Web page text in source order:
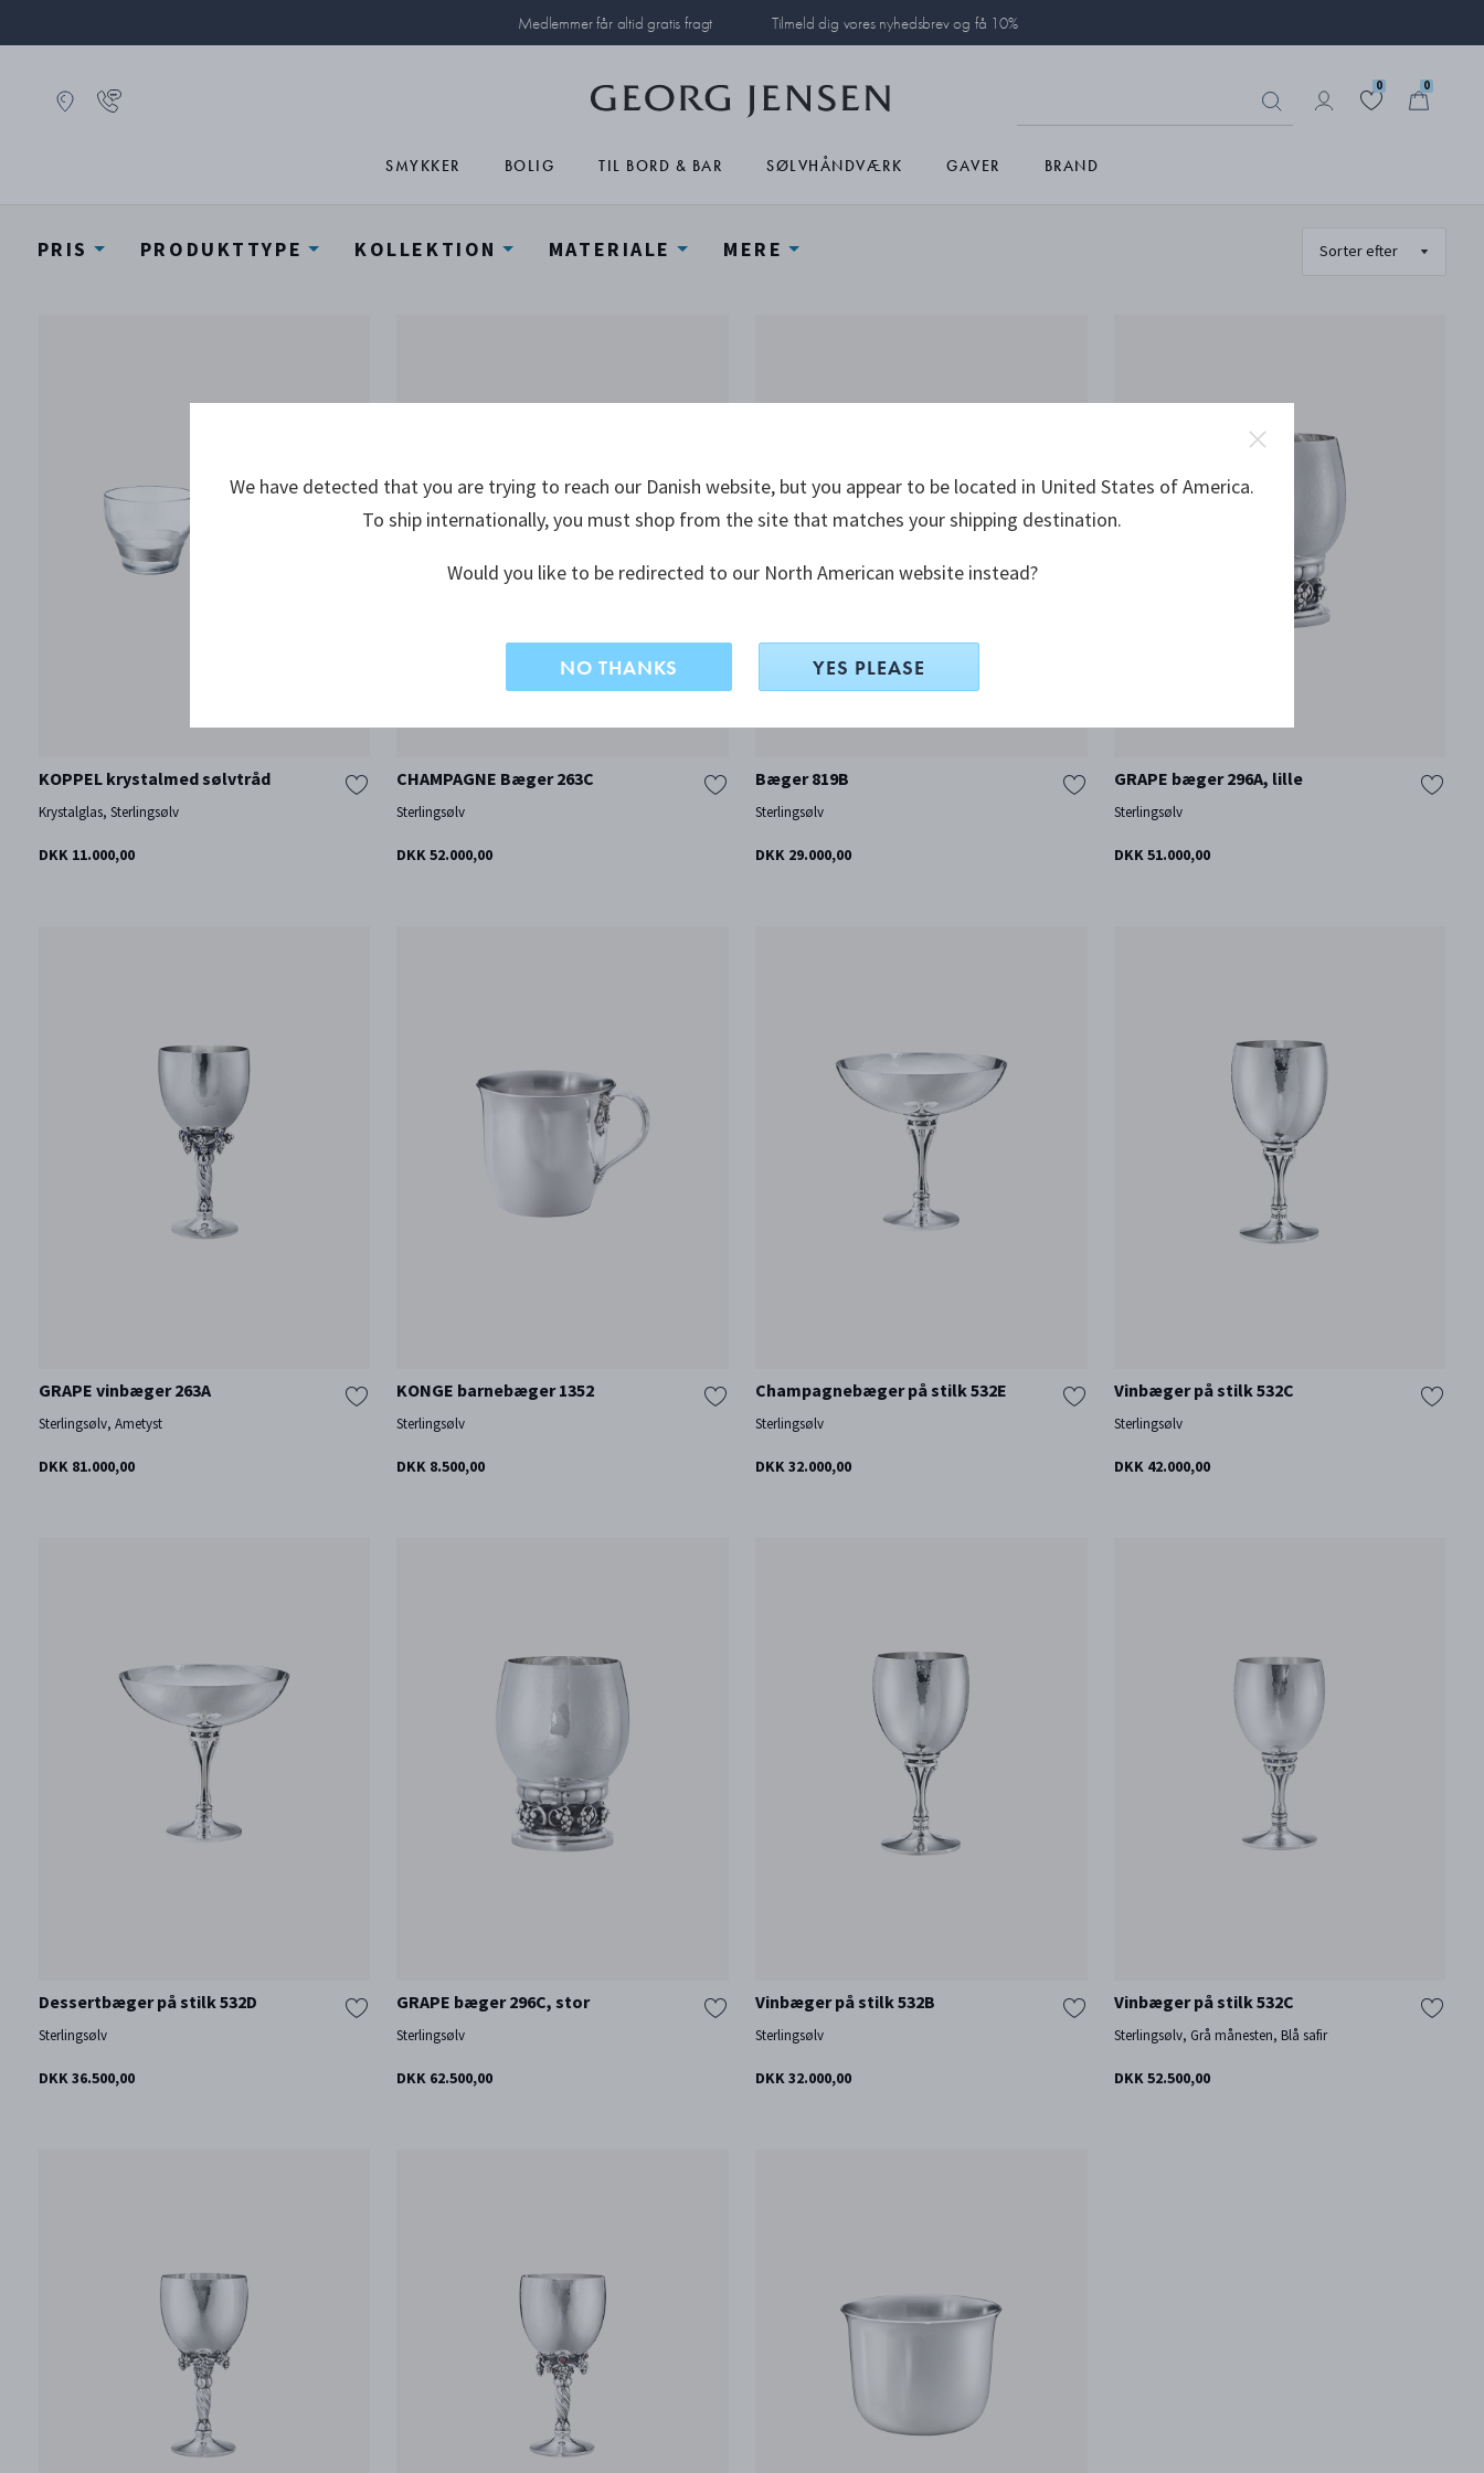
Medlemmer får altid gratis fragt Tilmeld dig vores nyhedsbrev og få 10%
0 0
SMYKKER BOLIG TIL BORD & BAR SØLVHÅNDVÆRK GAVER BRAND
PRIS PRODUKTTYPE KOLLEKTION MATERIALE MERE
KOPPEL krystalmed sølvtråd
Krystalglas, Sterlingsølv
DKK 11.000,00
CHAMPAGNE Bæger 263C
Sterlingsølv
DKK 52.000,00
Bæger 819B
Sterlingsølv
DKK 29.000,00
GRAPE bæger 296A, lille
Sterlingsølv
DKK 51.000,00
GRAPE vinbæger 263A
Sterlingsølv, Ametyst
DKK 81.000,00
KONGE barnebæger 1352
Sterlingsølv
DKK 8.500,00
Champagnebæger på stilk 532E
Sterlingsølv
DKK 32.000,00
Vinbæger på stilk 532C
Sterlingsølv
DKK 42.000,00
Dessertbæger på stilk 532D
Sterlingsølv
DKK 36.500,00
GRAPE bæger 296C, stor
Sterlingsølv
DKK 62.500,00
Vinbæger på stilk 532B
Sterlingsølv
DKK 32.000,00
Vinbæger på stilk 532C
Sterlingsølv, Grå månesten, Blå safir
DKK 52.500,00
We have detected that you are trying to reach our Danish website, but you appear to be located in United States of America.
To ship internationally, you must shop from the site that matches your shipping destination.
Would you like to be redirected to our North American website instead?
NO THANKS YES PLEASE